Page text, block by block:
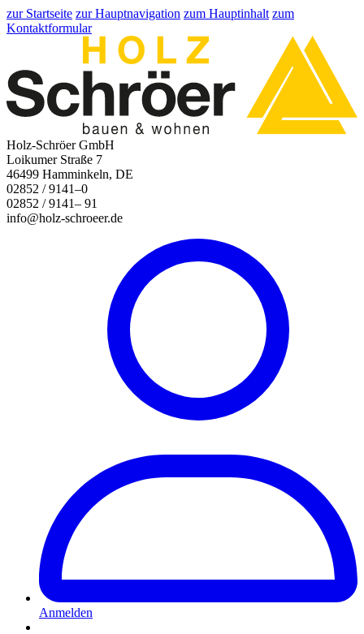
zur Startseite zur Hauptnavigation zum Hauptinhalt zum
Kontaktformular
Holz-Schröer GmbH
Loikumer Straße 7
46499 Hamminkeln, DE
02852 / 9141–0
02852 / 9141– 91
info@holz-schroeer.de
Anmelden